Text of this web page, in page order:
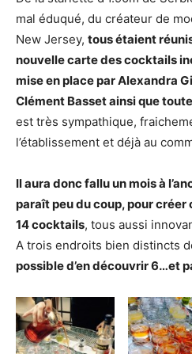
mal éduqué, du créateur de
New Jersey, tous étaient
nouvelle carte des cocktails
mise en place par Alexandra
Clément Basset ainsi que toute
est très sympathique,
l’établissement et déjà au
Il aura donc fallu un mois à
paraît peu du coup, pour
14 cocktails, tous aussi
A trois endroits bien distincts
possible d’en découvrir 6…et